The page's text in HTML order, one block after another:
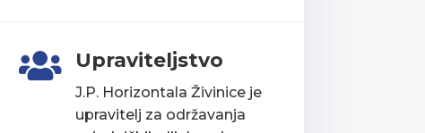
 Upraviteljstvo
J.P. Horizontala Živinice je
upravitelj za održavanja